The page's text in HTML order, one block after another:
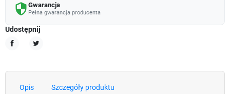
security Gwarancja
Pełna gwarancja producenta
Udostępnij
Opis Szczegóły produktu